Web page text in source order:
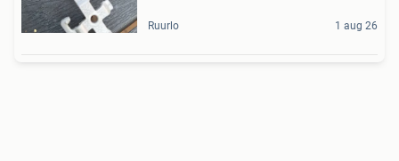
Ruurlo 1 aug 26